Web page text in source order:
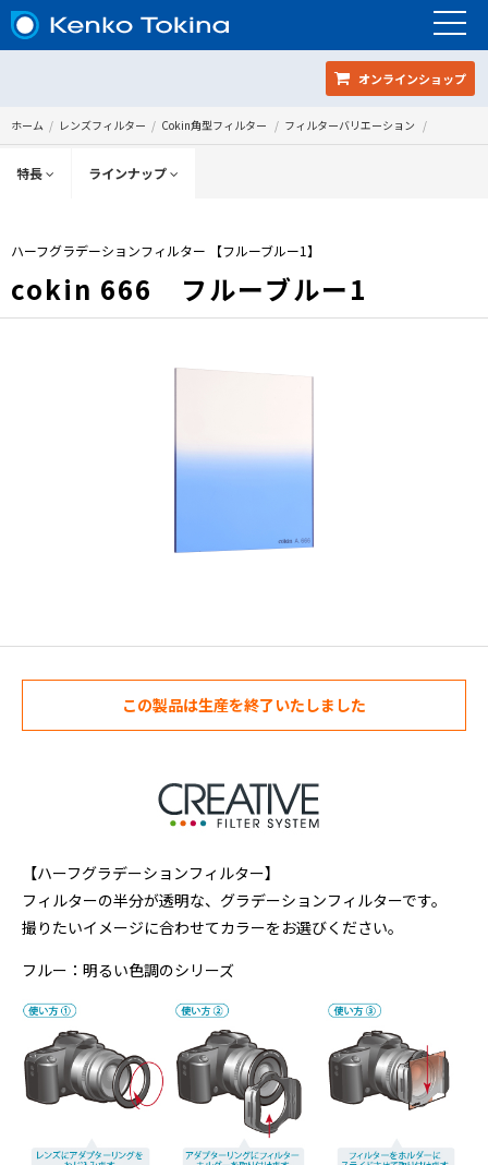
オンラインショップ
ホーム レンズフィルター Cokin角型フィルター フィルターバリエーション
特長 ラインナップ
ハーフグラデーションフィルター 【フルーブルー1】
cokin 666 フルーブルー1
この製品は生産を終了いたしました
【ハーフグラデーションフィルター】
フィルターの半分が透明な、グラデーションフィルターです。
撮りたいイメージに合わせてカラーをお選びください。
フルー：明るい色調のシリーズ